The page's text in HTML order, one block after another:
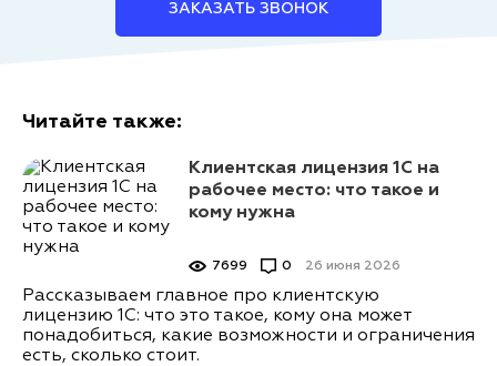
ЗАКАЗАТЬ ЗВОНОК
Читайте также:
Клиентская лицензия 1С на
рабочее место: что такое и
кому нужна
26 июня 2026
7699 0
Рассказываем главное про клиентскую
лицензию 1С: что это такое, кому она может
понадобиться, какие возможности и ограничения
есть, сколько стоит.